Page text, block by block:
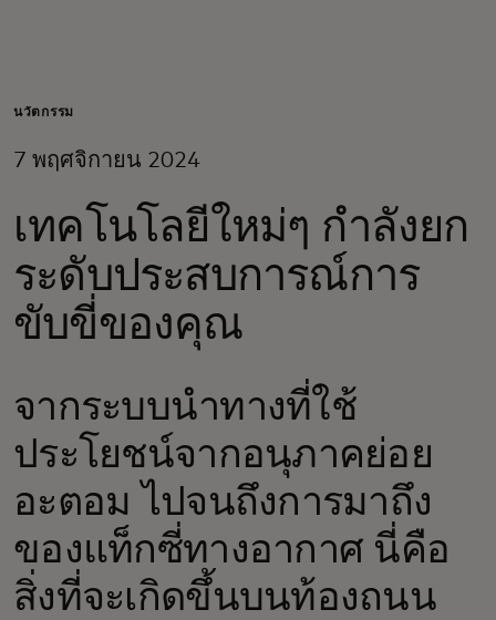
สำหรับธุรกิจ
สำหรับผู้สร้างนวัตกรรม
ข่าวสารและแนวโน้ม
นวัตกรรม
7 พฤศจิกายน 2024
เทคโนโลยีใหม่ๆ กำลังยก
ระดับประสบการณ์การ
ขับขี่ของคุณ
จากระบบนำทางที่ใช้
ประโยชน์จากอนุภาคย่อย
อะตอม ไปจนถึงการมาถึง
ของแท็กซี่ทางอากาศ นี่คือ
สิ่งที่จะเกิดขึ้นบนท้องถนน